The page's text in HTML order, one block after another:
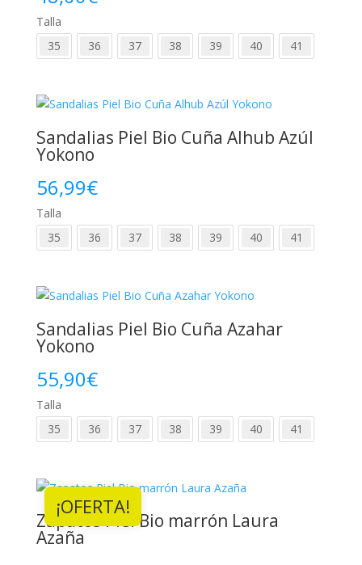
Talla
35
36 37 38 39 40 41
Sandalias Piel Bio Cuña Alhub Azúl
Yokono
56,99€
Talla
35
36 37 38 39 40 41
Sandalias Piel Bio Cuña Azahar
Yokono
55,90€
Talla
35
36 37 38 39 40 41
¡OFERTA!
Zapatos Piel Bio marrón Laura
Azaña